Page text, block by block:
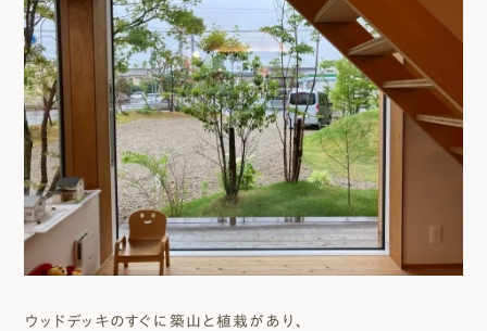
ウッドデッキのすぐに築山と植栽があり、